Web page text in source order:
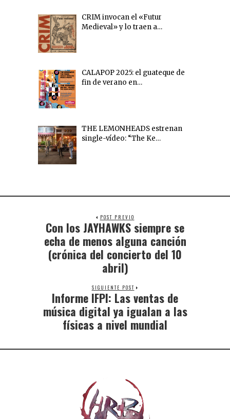
CRIM invocan el «Futur
Medieval» y lo traen a…
CALAPOP 2025: el guateque de
fin de verano en…
THE LEMONHEADS estrenan
single-vídeo: “The Ke…
POST PREVIO
Con los JAYHAWKS siempre se
echa de menos alguna canción
(crónica del concierto del 10
abril)
SIGUIENTE POST
Informe IFPI: Las ventas de
música digital ya igualan a las
físicas a nivel mundial